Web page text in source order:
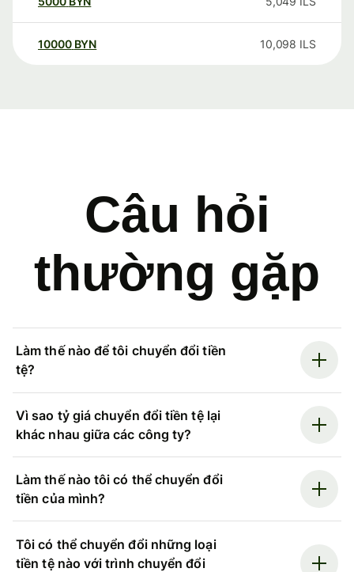
10000 BYN 10,098 ILS
Câu hỏi
thường gặp
Làm thế nào để tôi chuyển đổi tiền
tệ?
Vì sao tỷ giá chuyển đổi tiền tệ lại
khác nhau giữa các công ty?
Làm thế nào tôi có thể chuyển đổi
tiền của mình?
Tôi có thể chuyển đổi những loại
tiền tệ nào với trình chuyển đổi